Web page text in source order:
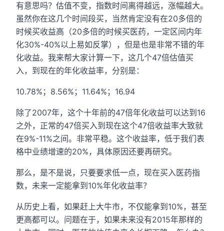
有意思吗？估值不变，指数时间离得越远，涨幅越大。
虽然你在这几个时间段买，当然肯定没有在20多倍的
时候买收益高（20多倍的时候买医药，一定区间内年
化30%-40%以上易如反掌），但是也是非常不错的年
化收益。我来帮大家计算一下，这几个47倍估值买
入，到现在的年化收益率，分别是：
10.78%；8.56%；11.64%；16.94
除了2007年，这个十年前的47倍年化收益可以达到16
之外，正常的47倍买入到现在这个47倍收益率大致就
在9%-11%之间。非常平稳。这个收益率，低于我们表
格中业绩增速的20%，具体原因还要再研究。
那么，是不是说，只要要求低一点，现在买入医药指
数，未来一定能拿到10%年化收益率？
从历史上看，如果赶上大牛市，不仅能拿到10%，甚至
更高都可以。问题在于，如果未来没有2015年那样的